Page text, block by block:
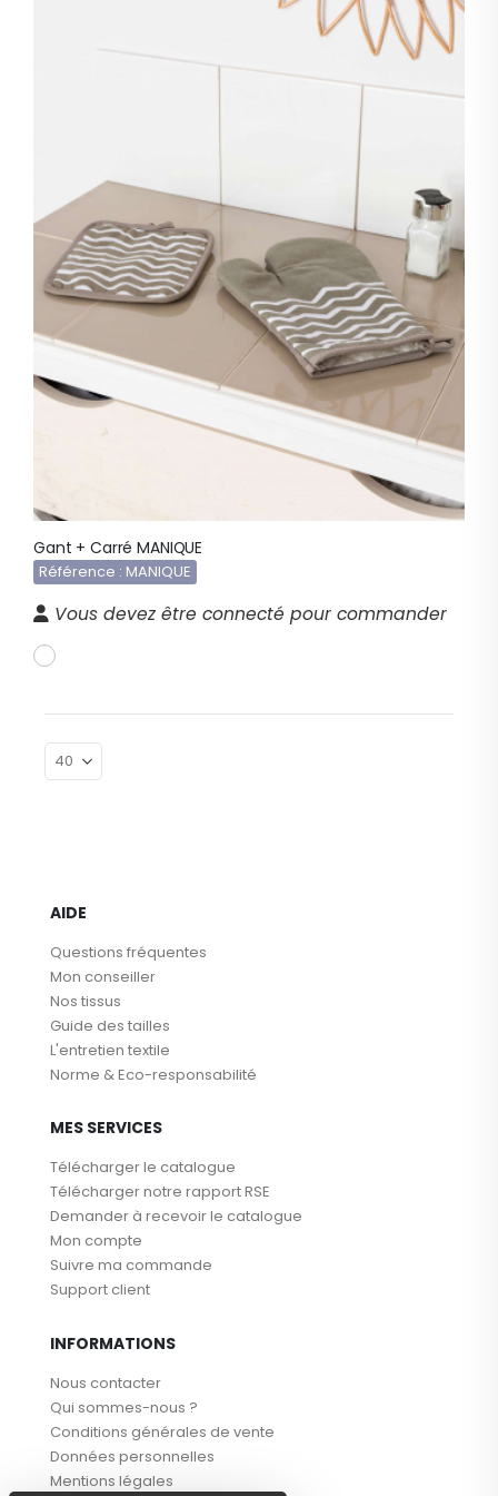
Gant + Carré MANIQUE
Référence : MANIQUE
Vous devez être connecté pour commander
AIDE
Questions fréquentes
Mon conseiller
Nos tissus
Guide des tailles
L'entretien textile
Norme & Eco-responsabilité
MES SERVICES
Télécharger le catalogue
Télécharger notre rapport RSE
Demander à recevoir le catalogue
Mon compte
Suivre ma commande
Support client
INFORMATIONS
Nous contacter
Qui sommes-nous ?
Conditions générales de vente
Données personnelles
Mentions légales